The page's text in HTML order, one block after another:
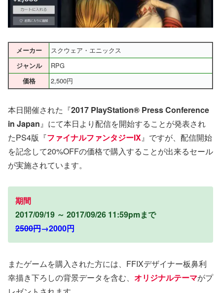
メーカー スクウェア・エニックス
ジャンル RPG
価格 2,500円
本日開催された『2017 PlayStation® Press Conference
in Japan』にて本日より配信を開始することが発表され
たPS4版『ファイナルファンタジーIX』ですが、配信開始
を記念して20%OFFの価格で購入することが出来るセール
が実施されています。
期間
2017/09/19 ～ 2017/09/26 11:59pmまで
2500円→2000円
またゲームを購入された方には、FFIXデザイナー板鼻利
幸描き下ろしの背景データを含む、 オリジナルテーマがプ